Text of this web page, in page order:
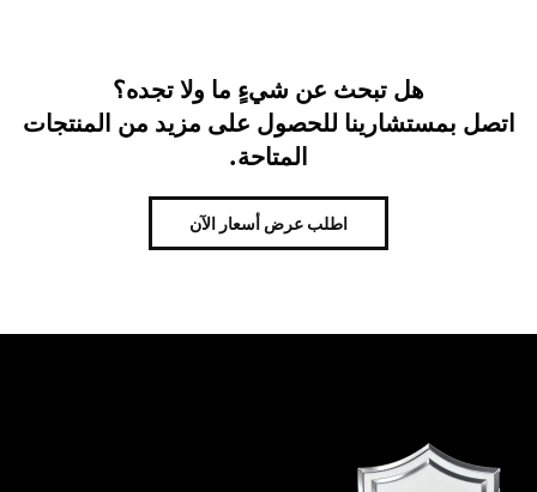
هل تبحث عن شيءٍ ما ولا تجده؟
اتصل بمستشارينا للحصول على مزيد من المنتجات
المتاحة.
اطلب عرض أسعار الآن